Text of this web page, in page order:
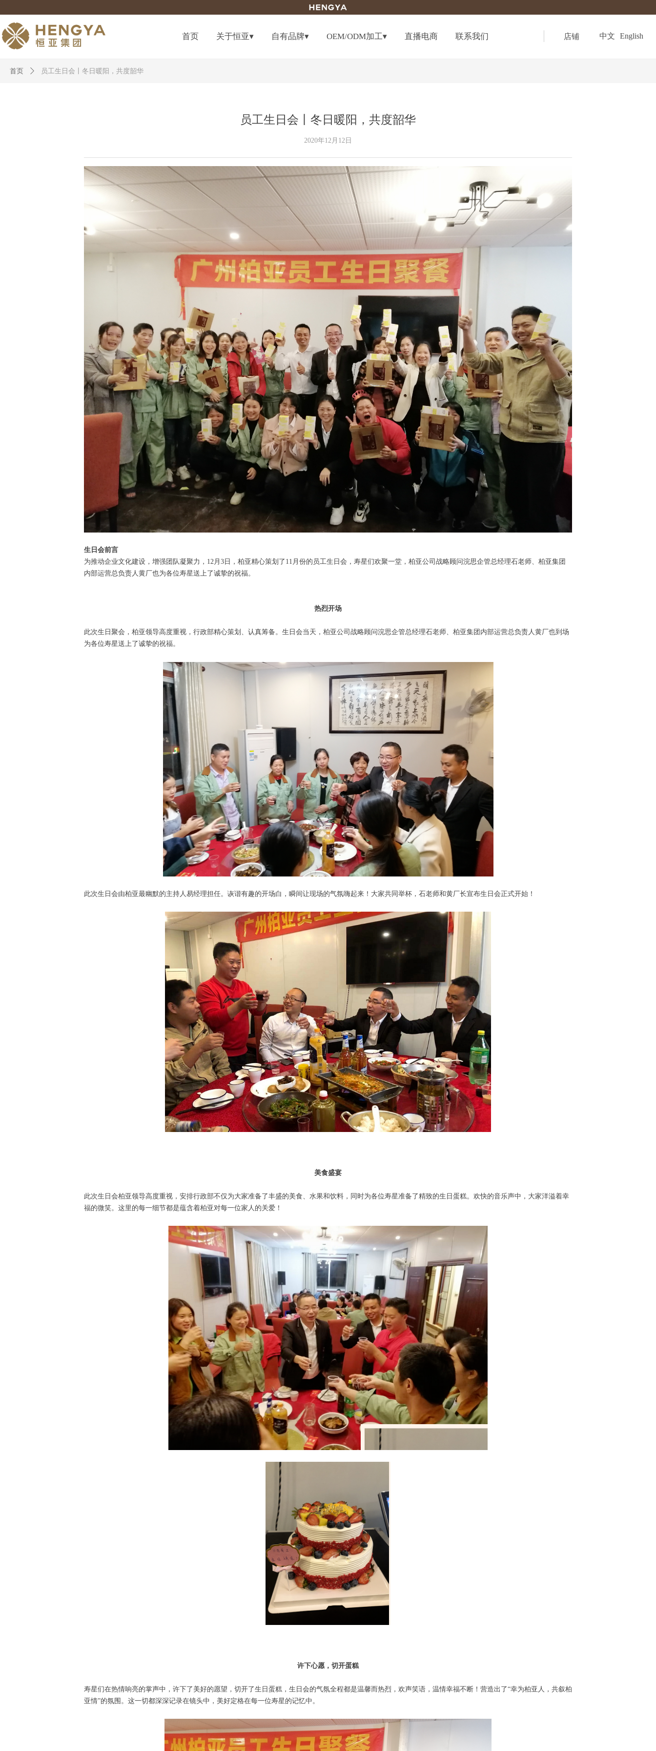
首页 关于恒亚▾ 自有品牌▾ OEM/ODM加工▾ 直播电商 联系我们 中文 English
店铺
员工生日会丨冬日暖阳，共度韶华
生日会前言
为推动企业文化建设，增强团队凝聚力，12月3日，柏亚精心策划了11月份的员工生日会，寿星们欢聚一堂，柏亚公司战略顾问浣思企管总经理石老师、柏亚集团
内部运营总负责人黄厂也为各位寿星送上了诚挚的祝福。
热烈开场
此次生日聚会，柏亚领导高度重视，行政部精心策划、认真筹备。生日会当天，柏亚公司战略顾问浣思企管总经理石老师、柏亚集团内部运营总负责人黄厂也到场
为各位寿星送上了诚挚的祝福。
此次生日会由柏亚最幽默的主持人易经理担任。诙谐有趣的开场白，瞬间让现场的气氛嗨起来！大家共同举杯，石老师和黄厂长宣布生日会正式开始！
美食盛宴
此次生日会柏亚领导高度重视，安排行政部不仅为大家准备了丰盛的美食、水果和饮料，同时为各位寿星准备了精致的生日蛋糕。欢快的音乐声中，大家洋溢着幸
福的微笑。这里的每一细节都是蕴含着柏亚对每一位家人的关爱！
许下心愿，切开蛋糕
寿星们在热情响亮的掌声中，许下了美好的愿望，切开了生日蛋糕，生日会的气氛全程都是温馨而热烈，欢声笑语，温情幸福不断！营造出了“幸为柏亚人，共叙柏
亚情”的氛围。这一切都深深记录在镜头中，美好定格在每一位寿星的记忆中。
2020年12月12日
首页 ꄲ 员工生日会丨冬日暖阳，共度韶华